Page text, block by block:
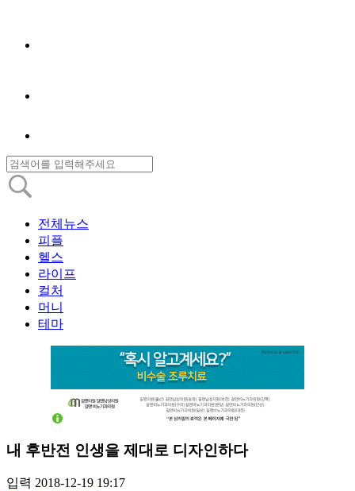
전체뉴스
피플
헬스
라이프
컬처
머니
테마
내 후반전 인생을 제대로 디자인하다
입력 2018-12-19 19:17